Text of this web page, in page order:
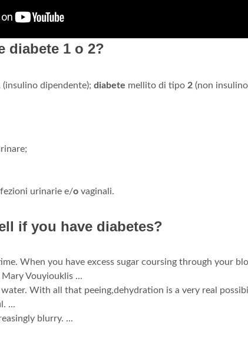
diabete 1 o 2?
(insulino dipendente); diabete mellito di tipo 2 (non
urinarie e/o vaginali.
if you have diabetes?
When you have excess sugar coursing through your
Vouyiouklis ...
With all that peeing,dehydration is a very real
...
blurry. ...